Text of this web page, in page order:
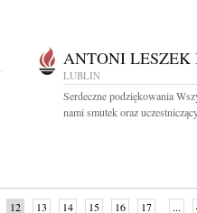
ANTONI LESZEK
LUBLIN
Serdeczne podziękowania
nami smutek oraz
12 13 14 15 16 17 ...